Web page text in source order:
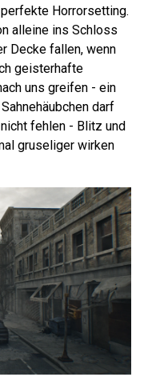
Horrorsetting.
alleine ins Schloss
Decke fallen, wenn
geisterhafte
uns greifen - ein
darf
fehlen - Blitz und
gruseliger wirken